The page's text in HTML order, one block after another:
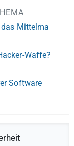
Mittelma
Waffe?
Software